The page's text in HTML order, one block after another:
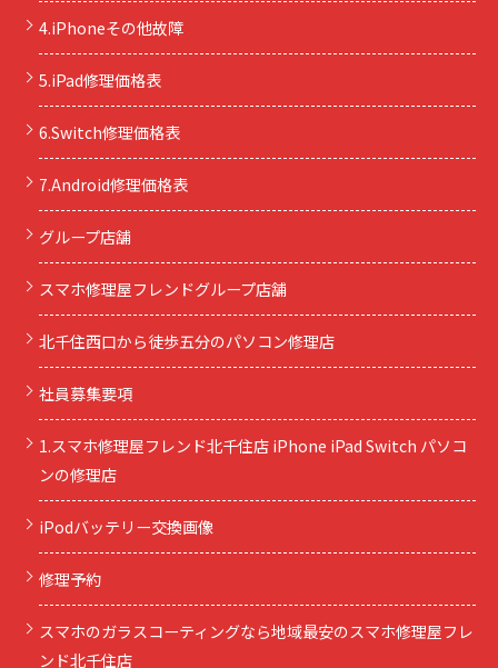
4.iPhoneその他故障
5.iPad修理価格表
6.Switch修理価格表
7.Android修理価格表
グループ店舗
スマホ修理屋フレンドグループ店舗
北千住西口から徒歩五分のパソコン修理店
社員募集要項
1.スマホ修理屋フレンド北千住店 iPhone iPad Switch パソコ
ンの修理店
iPodバッテリー交換画像
修理予約
スマホのガラスコーティングなら地域最安のスマホ修理屋フレ
ンド北千住店